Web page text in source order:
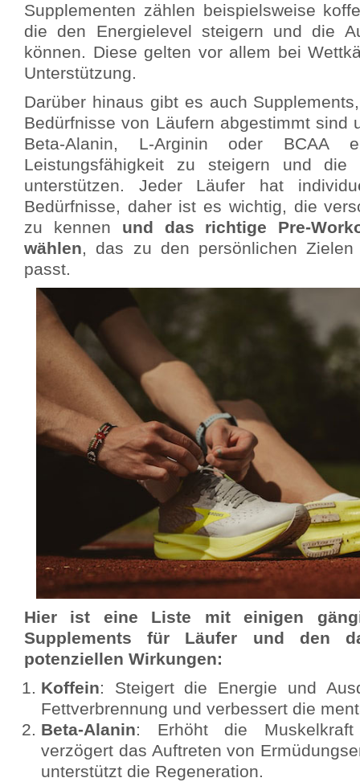
Supplementen zählen beispielsweise
die den Energielevel steigern und die
können. Diese gelten vor allem bei
Unterstützung.
Darüber hinaus gibt es auch
Bedürfnisse von Läufern abgestimmt sind
Beta-Alanin, L-Arginin oder BCAA
Leistungsfähigkeit zu steigern und die
unterstützen. Jeder Läufer hat
Bedürfnisse, daher ist es wichtig, die
zu kennen und das richtige Pre-
wählen, das zu den persönlichen Zielen
passt.
Hier ist eine Liste mit einigen
Supplements für Läufer und den
potenziellen Wirkungen:
Koffein: Steigert die Energie und
Fettverbrennung und verbessert die
Beta-Alanin: Erhöht die
verzögert das Auftreten von
unterstützt die Regeneration.